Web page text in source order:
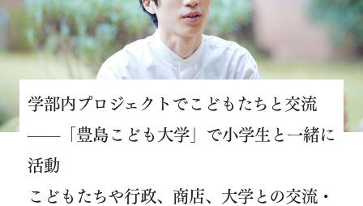
学部内プロジェクトでこどもたちと交流
——「豊島こども大学」で小学生と一緒に
活動
こどもたちや行政、商店、大学との交流・